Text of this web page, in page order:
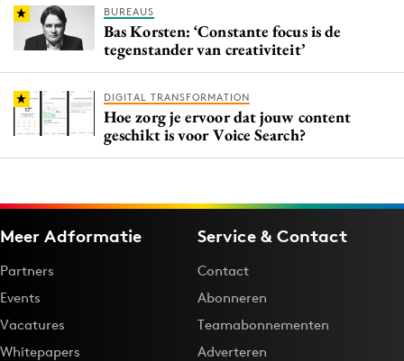
BUREAUS
Bas Korsten: ‘Constante focus is de
tegenstander van creativiteit’
DIGITAL TRANSFORMATION
Hoe zorg je ervoor dat jouw content
geschikt is voor Voice Search?
Meer Adformatie
Partners
Events
Vacatures
Whitepapers
Service & Contact
Contact
Abonneren
Teamabonnementen
Adverteren